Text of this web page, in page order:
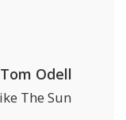
Odell
The Sun